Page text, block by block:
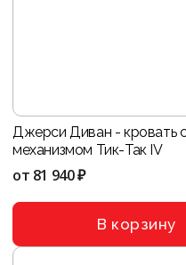
Джерси Диван - кровать
механизмом Тик-Так IV
от 81 940 ₽
В корзину